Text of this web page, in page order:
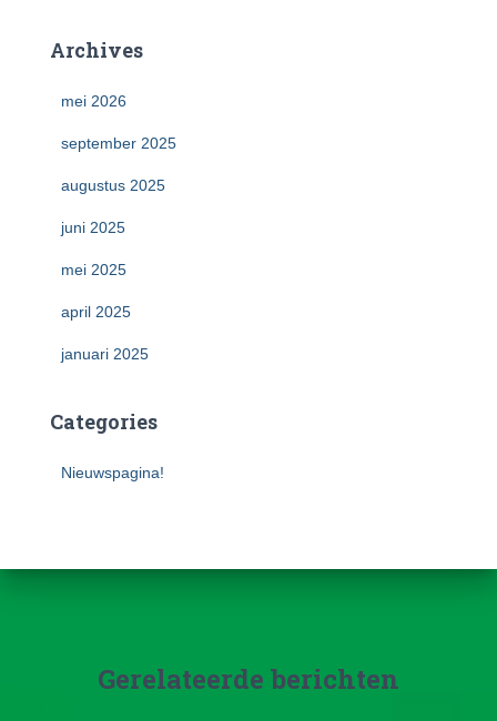
Archives
mei 2026
september 2025
augustus 2025
juni 2025
mei 2025
april 2025
januari 2025
Categories
Nieuwspagina!
Gerelateerde berichten